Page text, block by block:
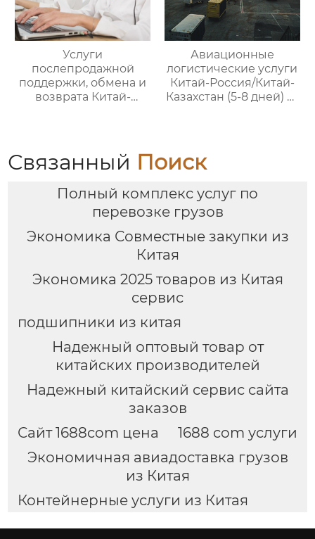
Услуги
послепродажной
поддержки, обмена и
возврата Китай-
цепями поставок
Авиационные
логистические услуги
Китай-Россия/Китай-
Казахстан (5-8 дней) —
Связанный Поиск
Полный комплекс услуг по
перевозке грузов
Экономика Совместные закупки из
Китая
Экономика 2025 товаров из Китая
сервис
подшипники из китая
Надежный оптовый товар от
китайских производителей
Надежный китайский сервис сайта
заказов
Сайт 1688com цена
1688 com услуги
Экономичная авиадоставка грузов
из Китая
Контейнерные услуги из Китая